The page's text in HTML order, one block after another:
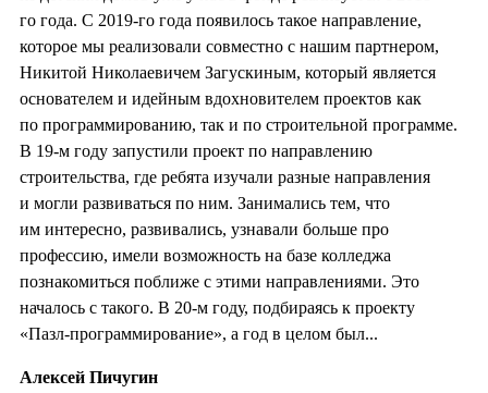
го года. С 2019-го года появилось такое направление,
которое мы реализовали совместно с нашим партнером,
Никитой Николаевичем Загускиным, который является
основателем и идейным вдохновителем проектов как
по программированию, так и по строительной программе.
В 19-м году запустили проект по направлению
строительства, где ребята изучали разные направления
и могли развиваться по ним. Занимались тем, что
им интересно, развивались, узнавали больше про
профессию, имели возможность на базе колледжа
познакомиться поближе с этими направлениями. Это
началось с такого. В 20-м году, подбираясь к проекту
«Пазл-программирование», а год в целом был...
Алексей Пичугин